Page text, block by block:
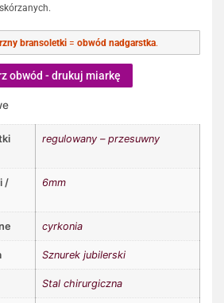
bransoletki = obwód nadgarstka.
obwód - drukuj miarkę
regulowany – przesuwny
/
6mm
cyrkonia
Sznurek jubilerski
Stal chirurgiczna